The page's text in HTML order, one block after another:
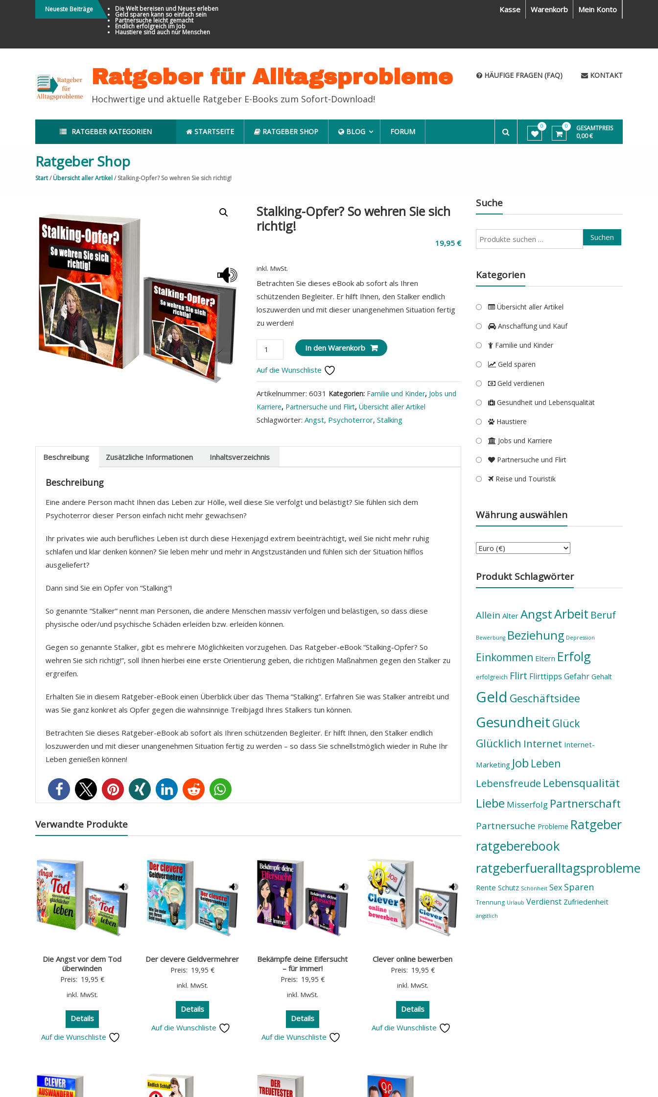
Neueste Beiträge Die Welt bereisen und Neues erleben
Geld sparen kann so einfach sein
Partnersuche leicht gemacht
Endlich erfolgreich im Job
Haustiere sind auch nur Menschen
Kasse Warenkorb Mein Konto
Ratgeber für Alltagsprobleme
Hochwertige und aktuelle Ratgeber E-Books zum Sofort-Download!
HÄUFIGE FRAGEN (FAQ) KONTAKT
RATGEBER KATEGORIEN STARTSEITE RATGEBER SHOP BLOG FORUM
0 0
GESAMTPREIS
0,00 €
Ratgeber Shop
Start/Übersicht aller Artikel/ Stalking-Opfer? So wehren Sie sich richtig!
Stalking-Opfer? So wehren Sie sich
richtig!
19,95 €
inkl. MwSt.
Betrachten Sie dieses eBook ab sofort als Ihren
schützenden Begleiter. Er hilft Ihnen, den Stalker endlich
loszuwerden und mit dieser unangenehmen Situation fertig
zu werden!
Stalking-
Opfer?
So
wehren
Sie
sich
richtig!
In den Warenkorb
Auf die Wunschliste
Artikelnummer:6031 Kategorien: Familie und Kinder, Jobs und
Karriere, Partnersuche und Flirt,Übersicht aller Artikel
Schlagwörter:Angst, Psychoterror,Stalking
Beschreibung Zusätzliche Informationen Inhaltsverzeichnis
Beschreibung
Eine andere Person macht Ihnen das Leben zur Hölle, weil diese Sie verfolgt und belästigt? Sie fühlen sich dem
Psychoterror dieser Person einfach nicht mehr gewachsen?
Ihr privates wie auch berufliches Leben ist durch diese Hexenjagd extrem beeinträchtigt, weil Sie nicht mehr ruhig
schlafen und klar denken können? Sie leben mehr und mehr in Angstzuständen und fühlen sich der Situation hilflos
ausgeliefert?
Dann sind Sie ein Opfer von “Stalking”!
So genannte “Stalker” nennt man Personen, die andere Menschen massiv verfolgen und belästigen, so dass diese
physische oder/und psychische Schäden erleiden bzw. erleiden können.
Gegen so genannte Stalker, gibt es mehrere Möglichkeiten vorzugehen. Das Ratgeber-eBook “Stalking-Opfer? So
wehren Sie sich richtig!”, soll Ihnen hierbei eine erste Orientierung geben, die richtigen Maßnahmen gegen den Stalker zu
ergreifen.
Erhalten Sie in diesem Ratgeber-eBook einen Überblick über das Thema “Stalking”. Erfahren Sie was Stalker antreibt und
was Sie ganz konkret als Opfer gegen die wahnsinnige Treibjagd Ihres Stalkers tun können.
Betrachten Sie dieses Ratgeber-eBook ab sofort als Ihren schützenden Begleiter. Er hilft Ihnen, den Stalker endlich
loszuwerden und mit dieser unangenehmen Situation fertig zu werden – so dass Sie schnellstmöglich wieder in Ruhe Ihr
Leben genießen können!
Verwandte Produkte
Die Angst vor dem Tod
überwinden
Preis: 19,95 €
inkl. MwSt.
Details
Auf die Wunschliste
Der clevere Geldvermehrer
Preis: 19,95 €
inkl. MwSt.
Details
Auf die Wunschliste
Bekämpfe deine Eifersucht
– für immer!
Preis: 19,95 €
inkl. MwSt.
Details
Auf die Wunschliste
Clever online bewerben
Preis: 19,95 €
inkl. MwSt.
Details
Auf die Wunschliste
Suche
Suchen
nach:
Suchen
Kategorien
Übersicht aller Artikel
Anschaffung und Kauf
Familie und Kinder
Geld sparen
Geld verdienen
Gesundheit und Lebensqualität
Haustiere
Jobs und Karriere
Partnersuche und Flirt
Reise und Touristik
Währung auswählen
Produkt Schlagwörter
Allein Alter AngstArbeit Beruf
Bewerbung Beziehung Depression
Einkommen Eltern Erfolg
erfolgreich Flirt Flirttipps Gefahr Gehalt
Geld Geschäftsidee
Gesundheit Glück
Glücklich Internet Internet-
Marketing Job Leben
Lebensfreude Lebensqualität
Liebe Misserfolg Partnerschaft
Partnersuche Probleme Ratgeber
ratgeberebook
ratgeberfueralltagsprobleme
Rente Schutz Schönheit Sex Sparen
Trennung Urlaub Verdienst Zufriedenheit
ängstlich